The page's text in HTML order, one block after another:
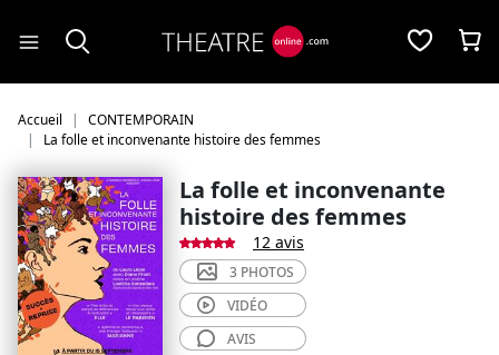
Accueil
CONTEMPORAIN
La folle et inconvenante histoire des femmes
La folle et inconvenante
histoire des femmes
12 avis
3 PHOTOS
VIDÉO
AVIS